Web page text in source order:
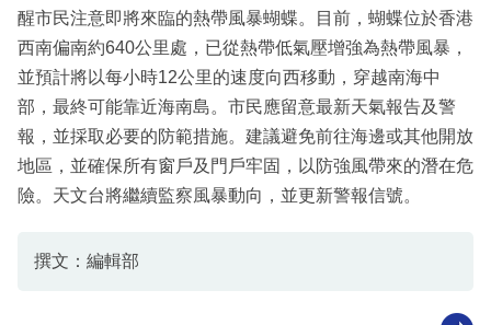
醒市民注意即將來臨的熱帶風暴蝴蝶。目前，蝴蝶位於香港
西南偏南約640公里處，已從熱帶低氣壓增強為熱帶風暴，
並預計將以每小時12公里的速度向西移動，穿越南海中
部，最終可能靠近海南島。市民應留意最新天氣報告及警
報，並採取必要的防範措施。建議避免前往海邊或其他開放
地區，並確保所有窗戶及門戶牢固，以防強風帶來的潛在危
險。天文台將繼續監察風暴動向，並更新警報信號。
撰文：編輯部